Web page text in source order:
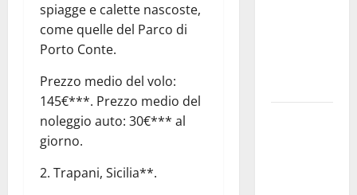
spiagge e calette nascoste,
come quelle del Parco di
Porto Conte.
Prezzo medio del volo:
145€***. Prezzo medio del
noleggio auto: 30€*** al
giorno.
2. Trapani, Sicilia**.